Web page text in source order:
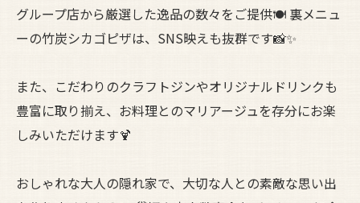
グループ店から厳選した逸品の数々をご提供🍽 裏メニュ
ーの竹炭シカゴピザは、SNS映えも抜群です📸✨
また、こだわりのクラフトジンやオリジナルドリンクも
豊富に取り揃え、お料理とのマリアージュを存分にお楽
しみいただけます🍹
おしゃれな大人の隠れ家で、大切な人との素敵な思い出